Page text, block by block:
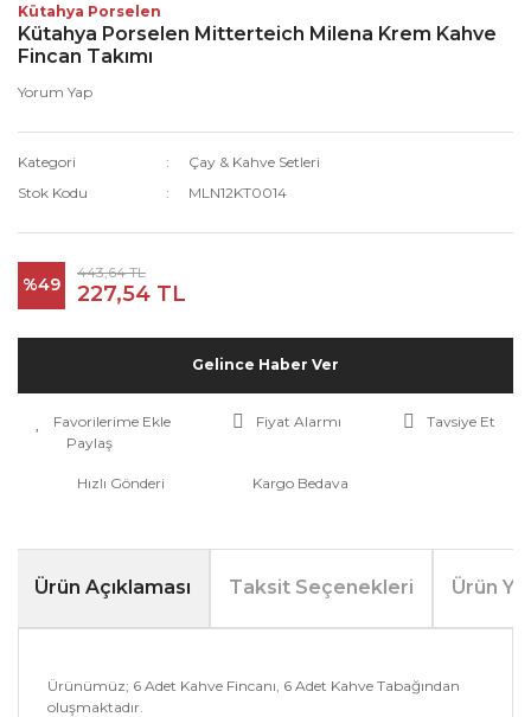
Kütahya Porselen
Kütahya Porselen Mitterteich Milena Krem Kahve
Fincan Takımı
Yorum Yap
Kategori
Çay & Kahve Setleri
Stok Kodu
MLN12KT0014
%49
443,64 TL
227,54 TL
Gelince Haber Ver
Fiyat Alarmı
Tavsiye Et
Paylaş
Hızlı Gönderi Kargo Bedava
Ürün Açıklaması Taksit Seçenekleri Ürün
Ürünümüz; 6 Adet Kahve Fincanı, 6 Adet Kahve Tabağından
oluşmaktadır.